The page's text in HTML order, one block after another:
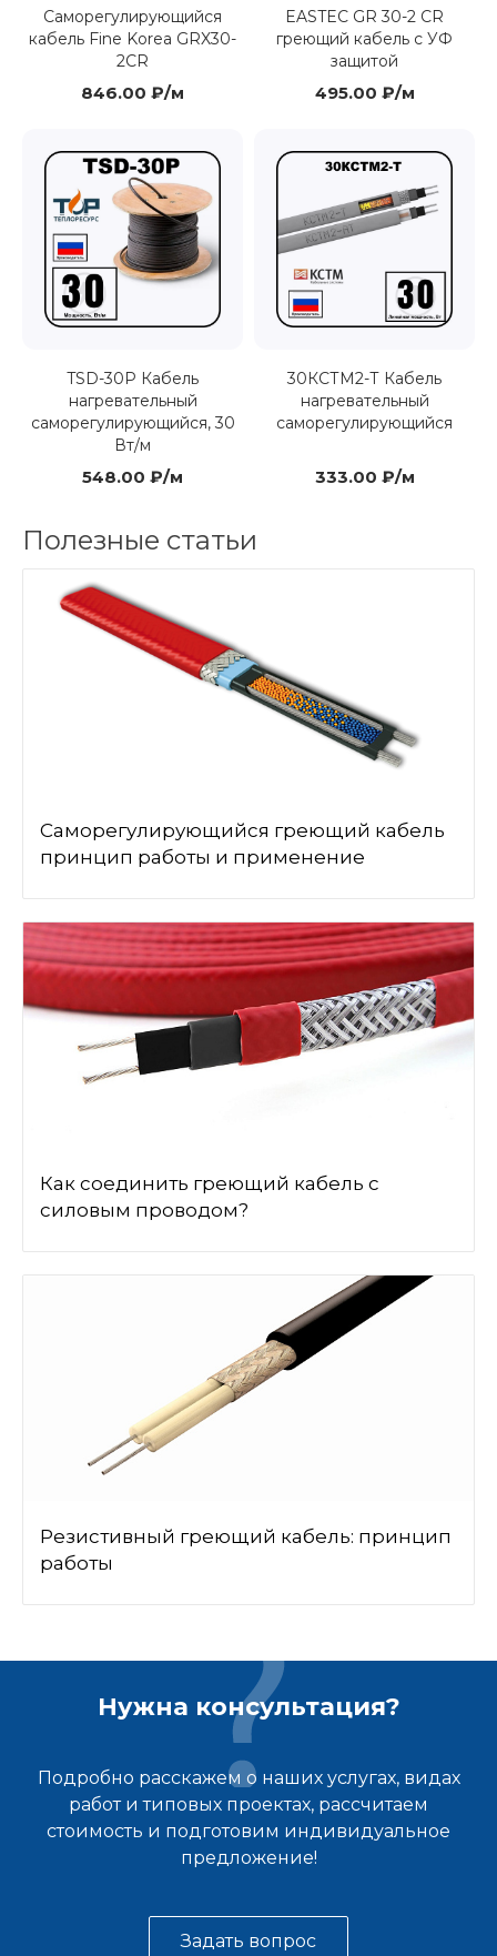
Саморегулирующийся
кабель Fine Korea GRX30-
2CR
846.00 ₽/м
EASTEC GR 30-2 CR
греющий кабель с УФ
защитой
495.00 ₽/м
TSD-30P Кабель
нагревательный
саморегулирующийся, 30
Вт/м
548.00 ₽/м
30КСТМ2-Т Кабель
нагревательный
саморегулирующийся
333.00 ₽/м
Полезные статьи
Саморегулирующийся греющий кабель
принцип работы и применение
Как соединить греющий кабель с
силовым проводом?
Резистивный греющий кабель: принцип
работы
Нужна консультация?
Подробно расскажем о наших услугах, видах
работ и типовых проектах, рассчитаем
стоимость и подготовим индивидуальное
предложение!
Задать вопрос